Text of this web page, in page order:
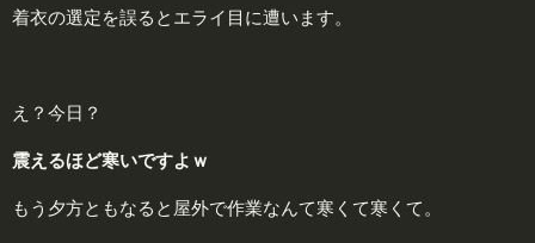
着衣の選定を誤るとエライ目に遭います。
え？今日？
震えるほど寒いですよｗ
もう夕方ともなると屋外で作業なんて寒くて寒くて。